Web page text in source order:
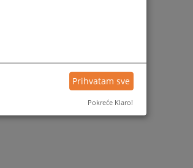
Prihvatam sve
Pokreće Klaro!